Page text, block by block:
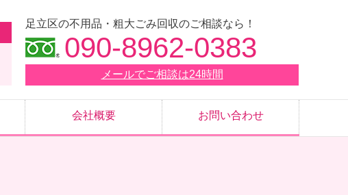
足立区の不用品・粗大ごみ回収のご相談なら！
090-8962-0383
メールでご相談は24時間
会社概要 お問い合わせ